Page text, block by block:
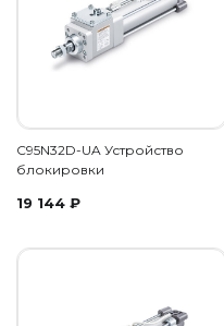
C95N32D-UA Устройство
блокировки
19 144 ₽